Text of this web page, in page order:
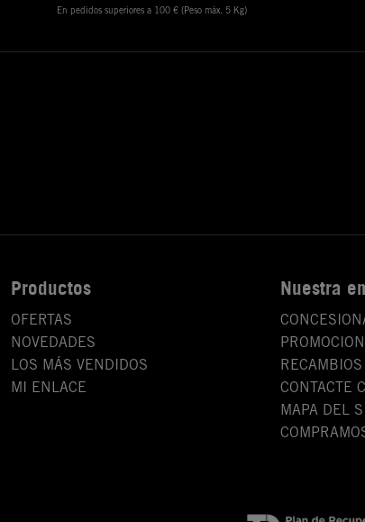
En pedidos superiores a 100 € (Peso máx. 5 Kg)
Productos
OFERTAS
NOVEDADES
LOS MÁS VENDIDOS
MI ENLACE
Nuestra
RECAMBIOS
CONTACTE
MAPA DEL